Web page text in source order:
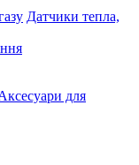
Датчики тепла,
для